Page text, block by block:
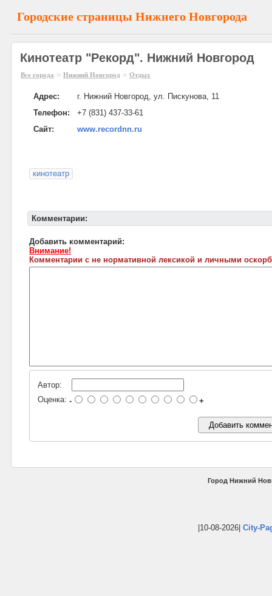
Городские страницы Нижнего Новгорода
Кинотеатр "Рекорд". Нижний Новгород
Все города » Нижний Новгород » Отдых
Адрес:
г. Нижний Новгород, ул. Пискунова, 11
Телефон:
+7 (831) 437-33-61
Сайт:
www.recordnn.ru
кинотеатр
Комментарии:
Добавить комментарий:
Внимание!
Комментарии с не нормативной лексикой и личными
Автор:
Оценка: - +
Город Нижний
|10-08-2026| City-